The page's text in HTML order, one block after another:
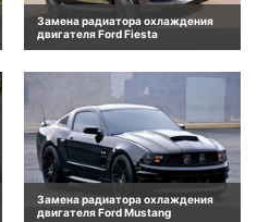
Замена радиатора охлаждения
двигателя Ford Fiesta
Замена радиатора охлаждения
двигателя Ford Mustang